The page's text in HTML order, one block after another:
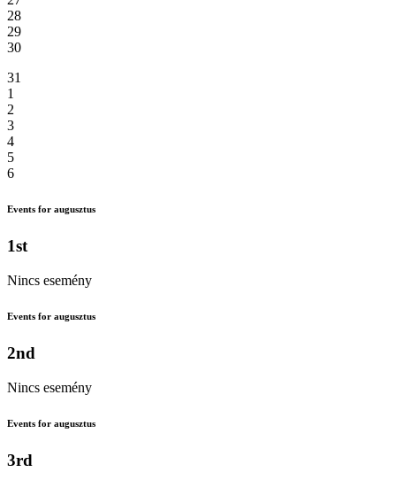
28
29
30
31
1
2
3
4
5
6
Events for augusztus
1st
Nincs esemény
Events for augusztus
2nd
Nincs esemény
Events for augusztus
3rd